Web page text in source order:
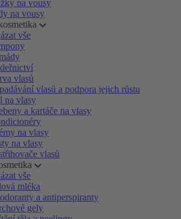
na vousy
na vousy
vše
vlasů
vlasů a podpora jejich růstu
na vlasy
a kartáče na vlasy
na vlasy
na vlasy
vlasů
vše
mléka
a antiperspiranty
gely